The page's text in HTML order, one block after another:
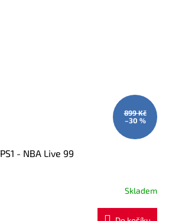
899 Kč
–30 %
PS1 - NBA Live 99
Skladem